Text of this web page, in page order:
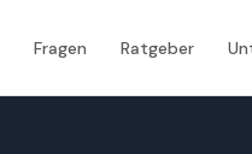
Fragen Ratgeber